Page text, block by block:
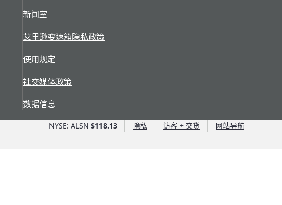
新闻室
艾里逊变速箱隐私政策
使用规定
社交媒体政策
数据信息
NYSE: ALSN $118.13 隐私 访客 + 交货 网站导航